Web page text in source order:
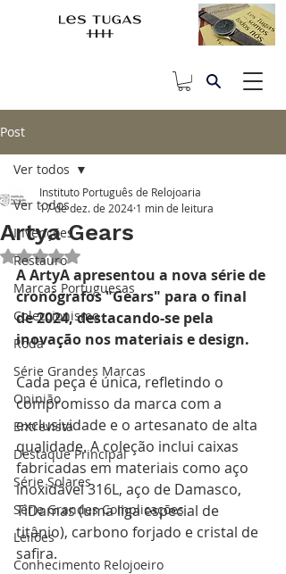
Post
Ver todos
Invenções
Restauro
Marcas Portuguesas
Coleccionismo
Roda
Série Grandes Marcas
Opinião
Entrevista
Destaque Principal
Série Solares
Série Grandes Complicações
Leilões
Conhecimento Relojoeiro
Ver todos
Artya Gears
Instituto Português de Relojoaria
17 de dez. de 2024 1 min de leitura
Avaliado com NaN de 5 estrelas.
A ArtyA apresentou a nova série de
cronógrafos "Gears" para o final
de 2024, destacando-se pela
inovação nos materiais e design.
Cada peça é única, refletindo o
compromisso da marca com a
exclusividade e o artesanato de alta
qualidade. A coleção inclui caixas
fabricadas em materiais como aço
inoxidável 316L, aço de Damasco,
TiDamas (uma liga especial de
titânio), carbono forjado e cristal de
safira.